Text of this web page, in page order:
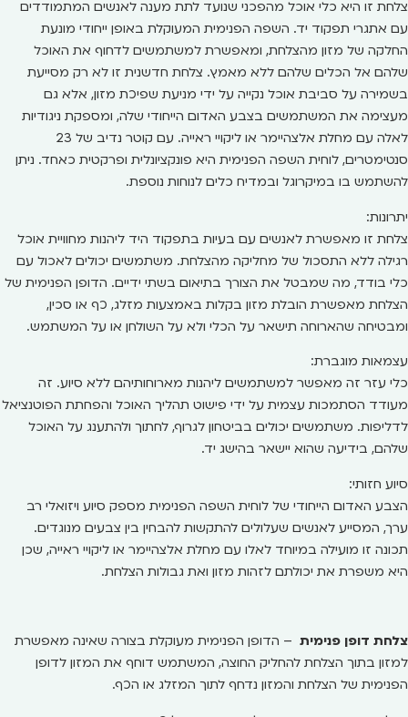
צלחת זו היא כלי אוכל מהפכני שנועד לתת מענה לאנשים המתמודדים
עם אתגרי תפקוד יד. השפה הפנימית המעוקלת באופן ייחודי מונעת
החלקה של מזון מהצלחת, ומאפשרת למשתמשים לדחוף את האוכל
שלהם אל הכלים שלהם ללא מאמץ. צלחת חדשנית זו לא רק מסייעת
בשמירה על סביבת אוכל נקייה על ידי מניעת שפיכת מזון, אלא גם
מעצימה את המשתמשים בצבע האדום הייחודי שלה, ומספקת ניגודיות
לאלה עם מחלת אלצהיימר או ליקויי ראייה. עם קוטר נדיב של 23
סנטימטרים, לוחית השפה הפנימית היא פונקציונלית ופרקטית כאחד. ניתן
להשתמש בו במיקרוגל ובמדיח כלים לנוחות נוספת.
יתרונות:
צלחת זו מאפשרת לאנשים עם בעיות בתפקוד היד ליהנות מחוויית אוכל
רגילה ללא התסכול של מחליקה מהצלחת. משתמשים יכולים לאכול עם
כלי בודד, מה שמבטל את הצורך בתיאום בשתי ידיים. הדופן הפנימית של
הצלחת מאפשרת הובלת מזון בקלות באמצעות מזלג, כף או סכין,
ומבטיחה שהארוחה תישאר על הכלי ולא על השולחן או על המשתמש.
עצמאות מוגברת:
כלי עזר זה מאפשר למשתמשים ליהנות מארוחותיהם ללא סיוע. זה
מעודד הסתמכות עצמית על ידי פישוט תהליך האוכל והפחתת הפוטנציאל
לדליפות. משתמשים יכולים בביטחון לגרוף, לחתוך ולהתענג על האוכל
שלהם, בידיעה שהוא יישאר בהישג יד.
סיוע חזותי:
הצבע האדום הייחודי של לוחית השפה הפנימית מספק סיוע ויזואלי רב
ערך, המסייע לאנשים שעלולים להתקשות להבחין בין צבעים מנוגדים.
תכונה זו מועילה במיוחד לאלו עם מחלת אלצהיימר או ליקויי ראייה, שכן
היא משפרת את יכולתם לזהות מזון ואת גבולות הצלחת.
צלחת דופן פנימית – הדופן הפנימית מעוקלת בצורה שאינה מאפשרת
למזון בתוך הצלחת להחליק החוצה, המשתמש דוחף את המזון לדופן
הפנימית של הצלחת והמזון נדחף לתוך המזלג או הכף.